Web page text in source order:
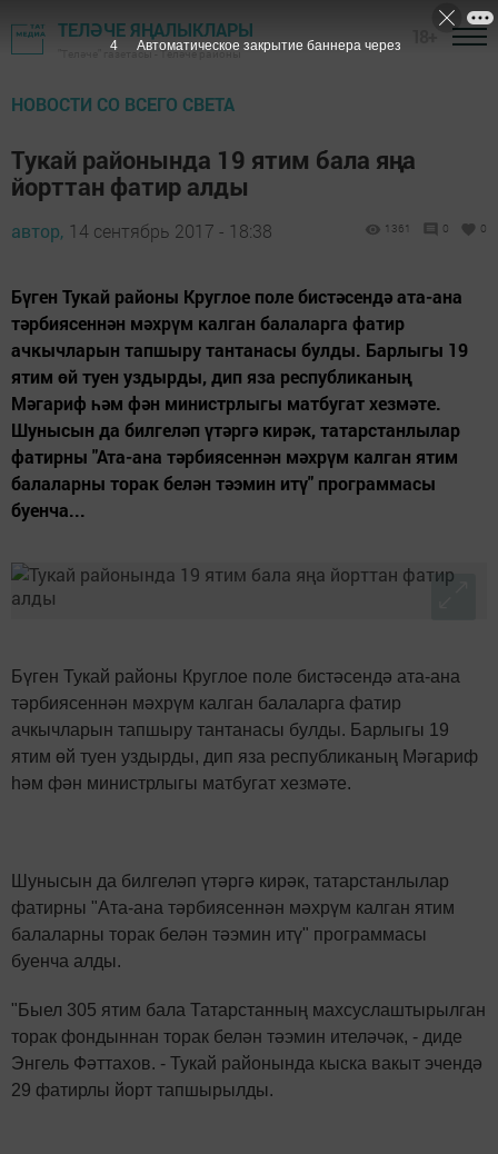
ТЕЛӘЧЕ ЯҢАЛЫКЛАРЫ
"Теләче" газетасы - Теләче районы
НОВОСТИ СО ВСЕГО СВЕТА
Тукай районында 19 ятим бала яңа
йорттан фатир алды
автор, 14 сентябрь 2017 - 18:38 1361 0 0
Бүген Тукай районы Круглое поле бистәсендә ата-ана
тәрбиясеннән мәхрүм калган балаларга фатир
ачкычларын тапшыру тантанасы булды. Барлыгы 19
ятим өй туен уздырды, дип яза республиканың
Мәгариф һәм фән министрлыгы матбугат хезмәте.
Шунысын да билгеләп үтәргә кирәк, татарстанлылар
фатирны "Ата-ана тәрбиясеннән мәхрүм калган ятим
балаларны торак белән тәэмин итү" программасы
буенча...
Бүген Тукай районы Круглое поле бистәсендә ата-ана
тәрбиясеннән мәхрүм калган балаларга фатир
ачкычларын тапшыру тантанасы булды. Барлыгы 19
ятим өй туен уздырды, дип яза республиканың Мәгариф
һәм фән министрлыгы матбугат хезмәте.
Шунысын да билгеләп үтәргә кирәк, татарстанлылар
фатирны "Ата-ана тәрбиясеннән мәхрүм калган ятим
балаларны торак белән тәэмин итү" программасы
буенча алды.
"Быел 305 ятим бала Татарстанның махсуслаштырылган
торак фондыннан торак белән тәэмин ителәчәк, - диде
Энгель Фәттахов. - Тукай районында кыска вакыт эчендә
29 фатирлы йорт тапшырылды.
3 Автоматическое закрытие баннера через